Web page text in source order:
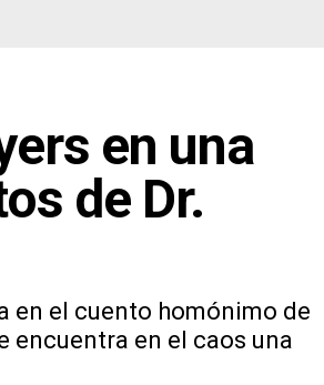
en una
de Dr.
en el cuento homónimo de
encuentra en el caos una